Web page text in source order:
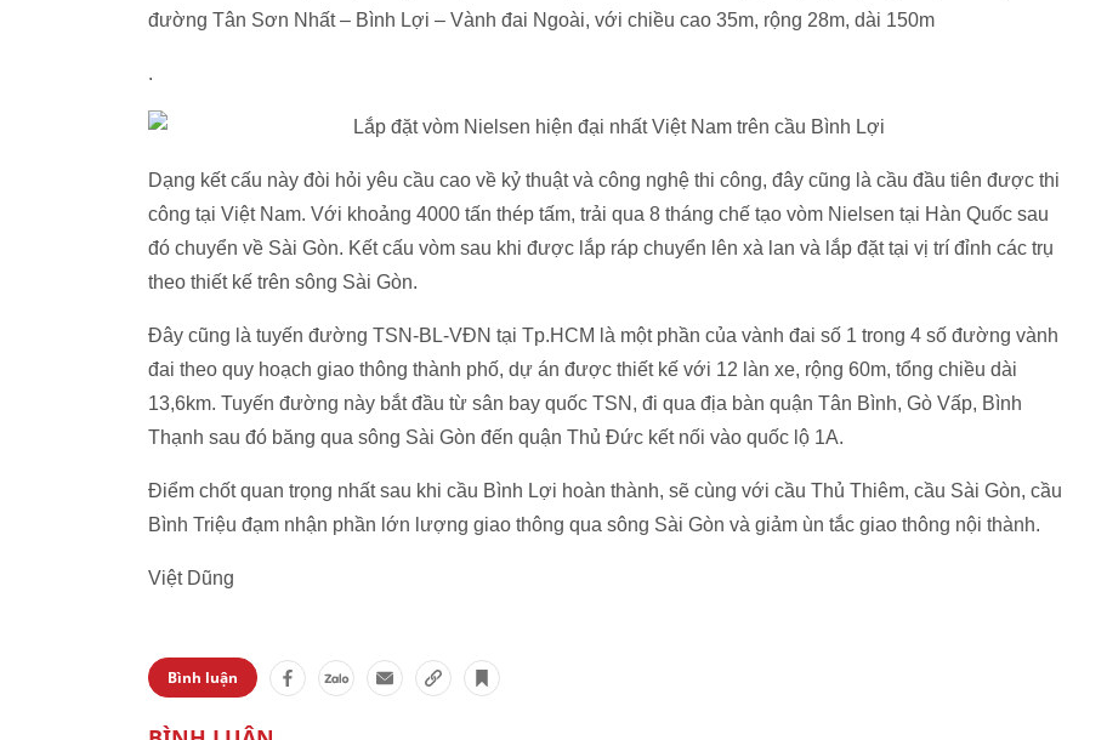
đường Tân Sơn Nhất – Bình Lợi – Vành đai Ngoài, với chiều cao 35m, rộng 28m, dài 150m
.
Dạng kết cấu này đòi hỏi yêu cầu cao về kỷ thuật và công nghệ thi công, đây cũng là cầu đầu tiên được thi
công tại Việt Nam. Với khoảng 4000 tấn thép tấm, trải qua 8 tháng chế tạo vòm Nielsen tại Hàn Quốc sau
đó chuyển về Sài Gòn. Kết cấu vòm sau khi được lắp ráp chuyển lên xà lan và lắp đặt tại vị trí đỉnh các trụ
theo thiết kế trên sông Sài Gòn.
Đây cũng là tuyến đường TSN-BL-VĐN tại Tp.HCM là một phần của vành đai số 1 trong 4 số đường vành
đai theo quy hoạch giao thông thành phố, dự án được thiết kế với 12 làn xe, rộng 60m, tổng chiều dài
13,6km. Tuyến đường này bắt đầu từ sân bay quốc TSN, đi qua địa bàn quận Tân Bình, Gò Vấp, Bình
Thạnh sau đó băng qua sông Sài Gòn đến quận Thủ Đức kết nối vào quốc lộ 1A.
Điểm chốt quan trọng nhất sau khi cầu Bình Lợi hoàn thành, sẽ cùng với cầu Thủ Thiêm, cầu Sài Gòn, cầu
Bình Triệu đạm nhận phần lớn lượng giao thông qua sông Sài Gòn và giảm ùn tắc giao thông nội thành.
Việt Dũng
Bình luận